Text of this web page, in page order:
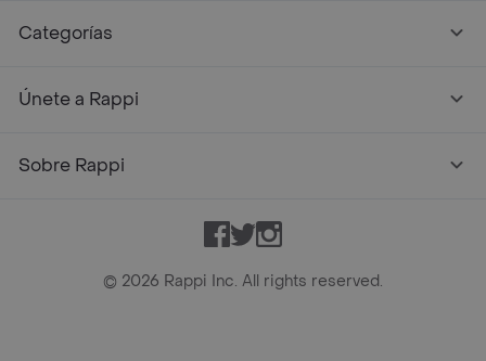
Categorías
Únete a Rappi
Sobre Rappi
Facebook
TwitterInstagram
© 2026 Rappi Inc. All rights reserved.